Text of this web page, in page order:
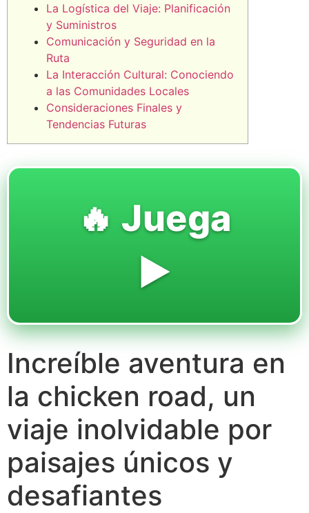
La Logística del Viaje: Planificación
y Suministros
Comunicación y Seguridad en la
Ruta
La Interacción Cultural: Conociendo
a las Comunidades Locales
Consideraciones Finales y
Tendencias Futuras
🔥 Juega
▶️
Increíble aventura en
la chicken road, un
viaje inolvidable por
paisajes únicos y
desafiantes